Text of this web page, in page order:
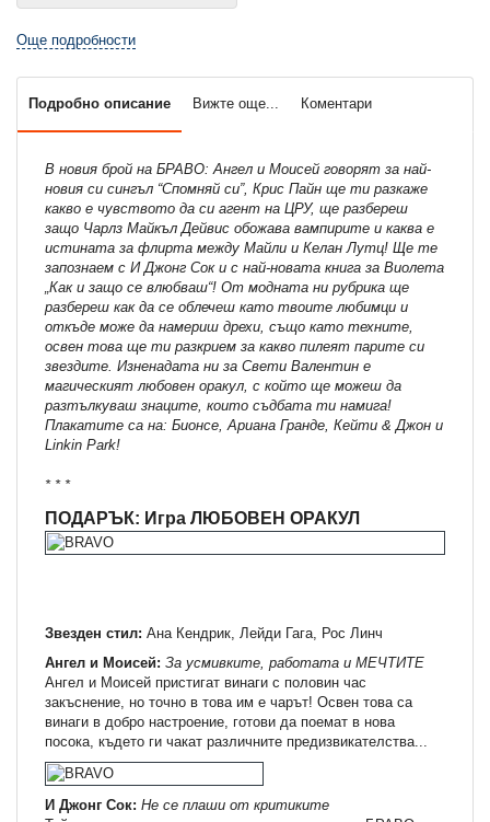
Още подробности
Подробно описание Вижте още... Коментари
В новия брой на БРАВО: Ангел и Моисей говорят за най-
новия си сингъл “Спомняй си”, Крис Пайн ще ти разкаже
какво е чувството да си агент на ЦРУ, ще разбереш
защо Чарлз Майкъл Дейвис обожава вампирите и каква е
истината за флирта между Майли и Келан Лутц! Ще те
запознаем с И Джонг Сок и с най-новата книга за Виолета
„Как и защо се влюбваш“! От модната ни рубрика ще
разбереш как да се облечеш като твоите любимци и
откъде може да намериш дрехи, също като техните,
освен това ще ти разкрием за какво пилеят парите си
звездите. Изненадата ни за Свети Валентин е
магическият любовен оракул, с който ще можеш да
разтълкуваш знаците, които съдбата ти намига!
Плакатите са на: Бионсе, Ариана Гранде, Кейти & Джон и
Linkin Park!
* * *
ПОДАРЪК: Игра ЛЮБОВЕН ОРАКУЛ
Звезден стил: Ана Кендрик, Лейди Гага, Рос Линч
Ангел и Моисей: За усмивките, работата и МЕЧТИТЕ
Ангел и Моисей пристигат винаги с половин час
закъснение, но точно в това им е чарът! Освен това са
винаги в добро настроение, готови да поемат в нова
посока, където ги чакат различните предизвикателства...
И Джонг Сок: Не се плаши от критиките